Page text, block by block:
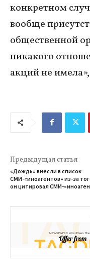
конкретном
вообще
общественной
никакого
акций не
Предыдущая статья
«Дождь» внесли в список
СМИ-«иноагентов» из-за
он цитировал СМИ-